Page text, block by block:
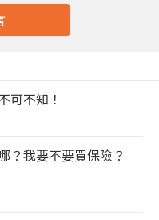
可不知！
？我要不要買保險？